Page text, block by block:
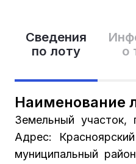
Сведения
по лоту
о
Наименование
Земельный
Адрес:
муниципальный